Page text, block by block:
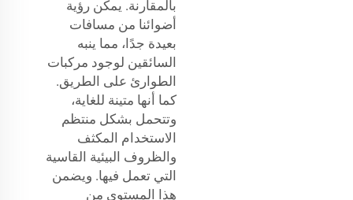
بالمقارنة. يمكن رؤية
أضوائنا من مسافات
بعيدة جدًا، مما ينبه
السائقين لوجود مركبات
الطوارئ على الطريق.
كما أنها متينة للغاية،
وتتحمل بشكل منتظم
الاستخدام المكثف
والظروف البيئية القاسية
التي تعمل فيها. ويضمن
هذا المستوى من